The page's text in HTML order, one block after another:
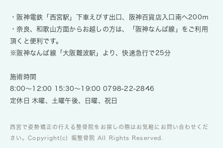
・阪神電鉄「西宮駅」下車えびす出口、阪神百貨店入口南へ200ｍ
・奈良、和歌山方面からお越しの方は、「阪神なんば線」をご利用
頂くと便利です。
※阪神なんば線「大阪難波駅」より、快速急行で25分
施術時間
8:00～12:00 15:30～19:00 0798-22-2846
定休日 木曜、土曜午後、日曜、祝日
西宮で姿勢矯正の行える整骨院をお探しの際はお気軽にお問い合わせくだ
さい。Copyright(c) 堀整骨院 All Rights Reserved.